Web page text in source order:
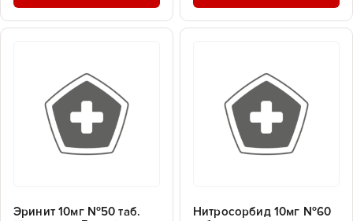
Эринит 10мг №50 таб.
Нитросорбид 10мг №60